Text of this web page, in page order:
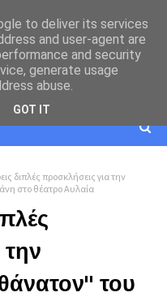
διπλές προσκλήσεις για την
στο θέατρο Αυλαία
του
to deliver its services
and user-agent are
and security
generate usage
abuse.
GOT IT